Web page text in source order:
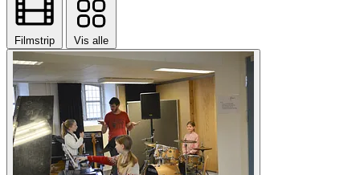
Filmstrip Vis alle